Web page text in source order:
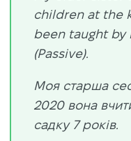
children at the
been taught by
(Passive).
Моя старша
2020 вона
садку 7 років.